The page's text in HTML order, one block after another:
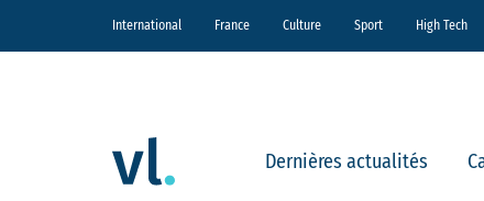
International France Culture Sport High Tech
Dernières actualités